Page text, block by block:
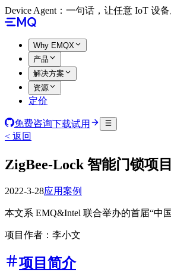
Device Agent：一句话，让任意 IoT 设
Why EMQX
产品
解决方案
资源
定价
免费咨询下载试用
< 返回
ZigBee-Lock 智能门锁项目
2022-3-28应用案例
本文系 EMQ&Intel 联合举办的首届“中
项目作者：李小文
项目简介